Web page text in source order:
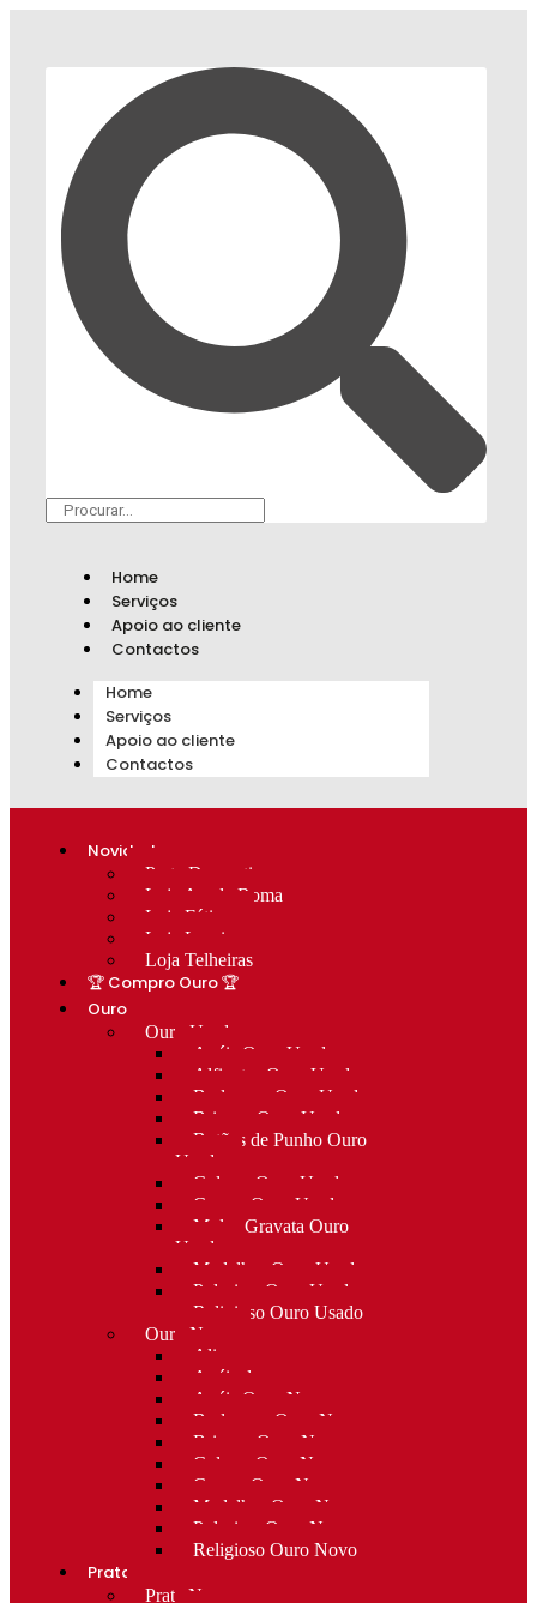
Home
Serviços
Apoio ao cliente
Contactos
Home
Serviços
Apoio ao cliente
Contactos
Novidades
Prata Decorativa
Loja Av. de Roma
Loja Fátima
Loja Lumiar
Loja Telheiras
🏆 Compro Ouro 🏆
Ouro
Ouro Usado
Anéis Ouro Usado
Alfinetes Ouro Usado
Berloques Ouro Usado
Brincos Ouro Usado
Botões de Punho Ouro
Usado
Colares Ouro Usado
Cruzes Ouro Usado
Molas Gravata Ouro
Usado
Medalhas Ouro Usado
Pulseiras Ouro Usado
Religioso Ouro Usado
Ouro Novo
Alianças
Anéis de curso
Anéis Ouro Novo
Berloques Ouro Novo
Brincos Ouro Novo
Colares Ouro Novo
Cruzes Ouro Novo
Medalhas Ouro Novo
Pulseiras Ouro Novo
Religioso Ouro Novo
Prata
Prata Nova